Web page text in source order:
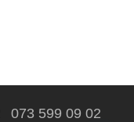
073 599 09 02